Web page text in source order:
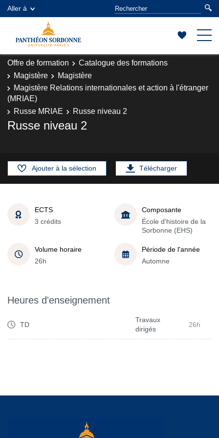
Aller à
Offre de formation
Catalogue des formations
Magistère
Magistère
Magistère Relations internationales et action à l'étranger
(MRIAE)
Russe MRIAE
Russe niveau 2
Russe niveau 2
Ajouter à la sélection Télécharger
ECTS
3 crédits
Composante
École d'histoire de la
Sorbonne (EHS)
Volume horaire
26h
Période de l'année
Automne
Heures d'enseignement
TD
Travaux
dirigés
26h